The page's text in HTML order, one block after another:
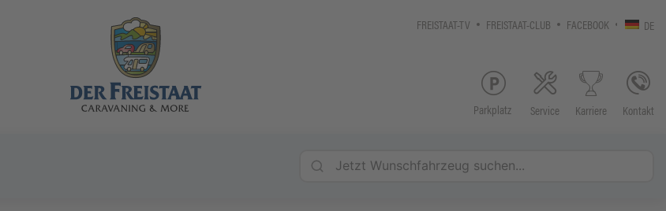
FREISTAAT-TV FREISTAAT-CLUB FACEBOOK DE
Parkplatz Service Karriere Kontakt